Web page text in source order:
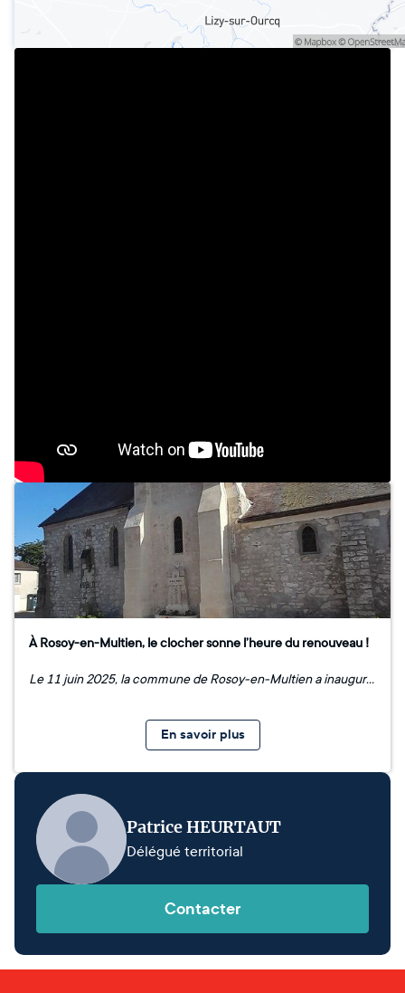
À Rosoy-en-Multien, le clocher sonne l’heure du renouveau !
Le 11 juin 2025, la commune de Rosoy-en-Multien a inauguré la fin de la première phase de restauration de l’église Saint-Thomas-de-Cantorbéry, marquée par la réhabilitation complète du clocher. Cette étape importante vient concrétiser plusieurs mois de travaux engagés pour redonner vie à cet édifice emblématique du village. L’inauguration a rassemblé habitants et visiteurs, venus saluer l’aboutissement de ce chantier structurant pour le territoire. Une nouvelle dynamique est désormais lancée pour poursuivre la sauvegarde de l’église.
En savoir plus
Patrice HEURTAUT
Délégué territorial
Contacter